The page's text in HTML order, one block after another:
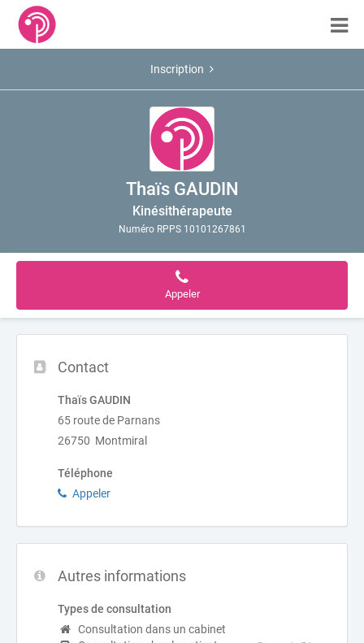
Inscription
Thaïs GAUDIN
Kinésithérapeute
Numéro RPPS 10101267861
Appeler
Contact
Thaïs GAUDIN
65 route de Parnans
26750 Montmiral
Téléphone
Appeler
Autres informations
Types de consultation
Consultation dans un cabinet